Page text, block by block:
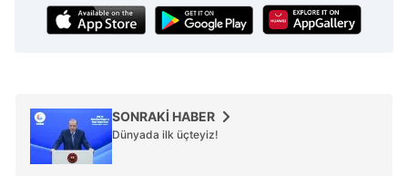
SONRAKİ HABER
Dünyada ilk üçteyiz!